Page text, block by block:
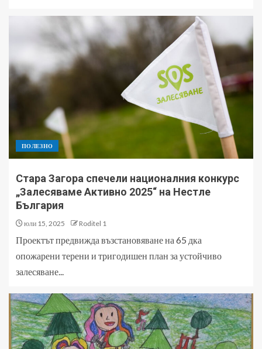
ПОЛЕЗНО
Стара Загора спечели националния конкурс
„Залесяваме Активно 2025“ на Нестле
България
юли 15, 2025 Roditel 1
Проектът предвижда възстановяване на 65 дка
опожарени терени и тригодишен план за устойчиво
залесяване...